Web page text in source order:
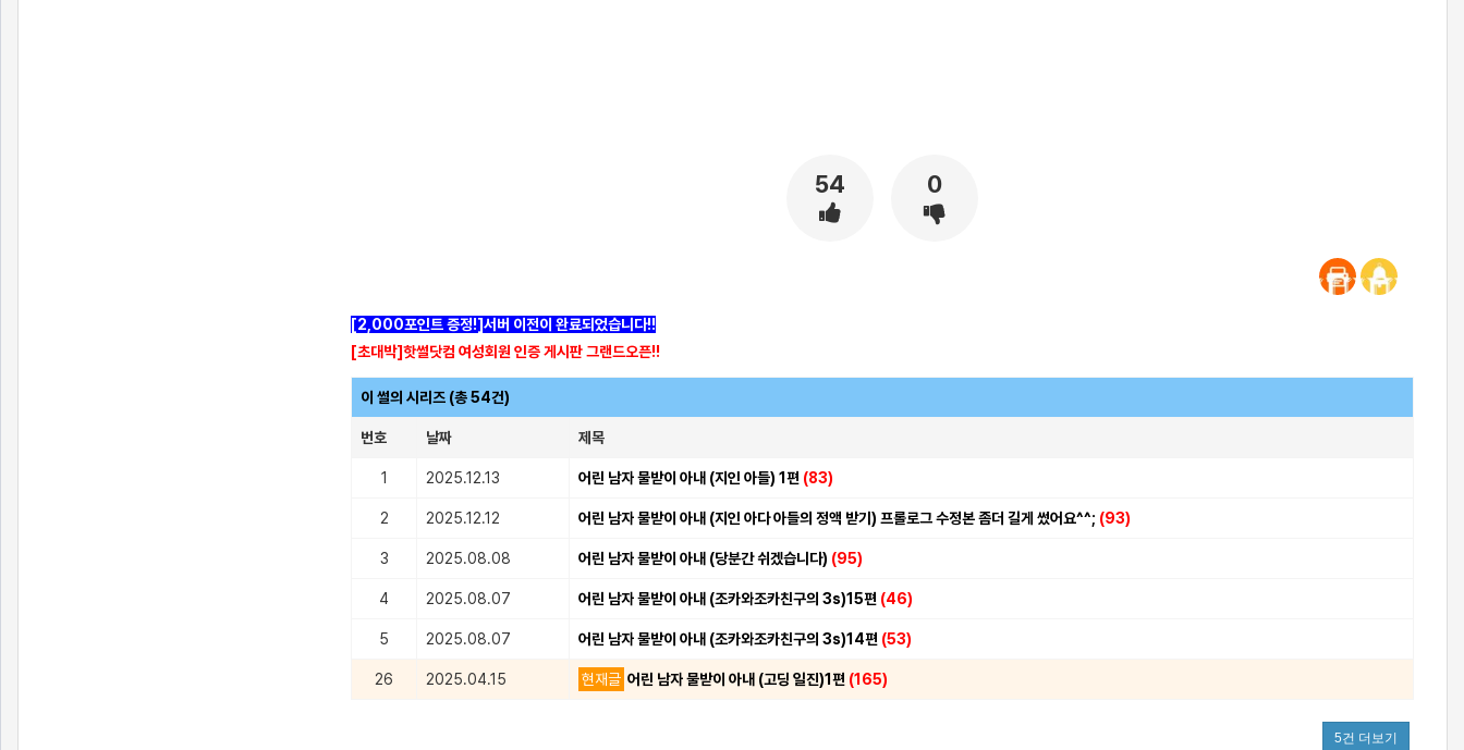
54 0
[2,000포인트 증정!]서버 이전이 완료되었습니다!!
[초대박]핫썰닷컴 여성회원 인증 게시판 그랜드오픈!!
이 썰의 시리즈 (총 54건)
번호 날짜 제목
1 2025.12.13 어린 남자 물받이 아내 (지인 아들) 1편 (83)
2 2025.12.12 어린 남자 물받이 아내 (지인 아다 아들의 정액 받기) 프롤로그 수정본 좀더 길게 썼어요^^; (93)
3 2025.08.08 어린 남자 물받이 아내 (당분간 쉬겠습니다) (95)
4 2025.08.07 어린 남자 물받이 아내 (조카와조카친구의 3s)15편 (46)
5 2025.08.07 어린 남자 물받이 아내 (조카와조카친구의 3s)14편 (53)
26 2025.04.15 현재글 어린 남자 물받이 아내 (고딩 일진)1편 (165)
5건 더보기